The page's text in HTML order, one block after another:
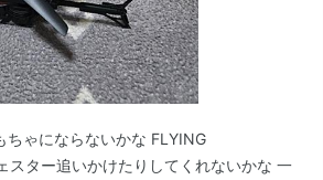
ゃにならないかな FLYING
スター追いかけたりしてくれないかな 一